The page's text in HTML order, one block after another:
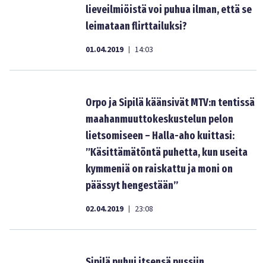
lieveilmiöistä voi puhua ilman, että se
leimataan flirttailuksi?
01.04.2019 | 14:03
Orpo ja Sipilä käänsivät MTV:n tentissä
maahanmuuttokeskustelun pelon
lietsomiseen – Halla-aho kuittasi:
”Käsittämätöntä puhetta, kun useita
kymmeniä on raiskattu ja moni on
päässyt hengestään”
02.04.2019 | 23:08